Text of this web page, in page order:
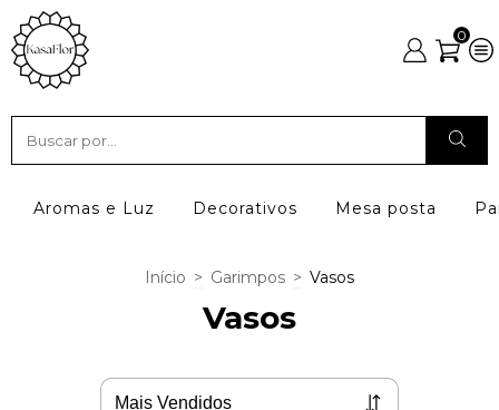
0
Aromas e Luz Decorativos Mesa posta
Início > Garimpos > Vasos
Vasos